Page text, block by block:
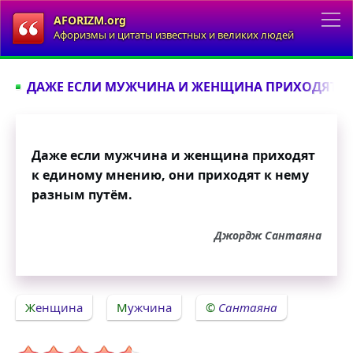
AFORIZM.org
Афоризмы и цитаты известных и великих людей
ДАЖЕ ЕСЛИ МУЖЧИНА И ЖЕНЩИНА ПРИХОДЯТ
Даже если мужчина и женщина приходят
к единому мнению, они приходят к нему
разным путём.
Джордж Сантаяна
Женщина Мужчина Сантаяна